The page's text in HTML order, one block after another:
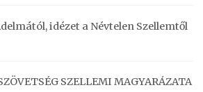
idézet a Névtelen Szellemtől
SZELLEMI MAGYARÁZATA